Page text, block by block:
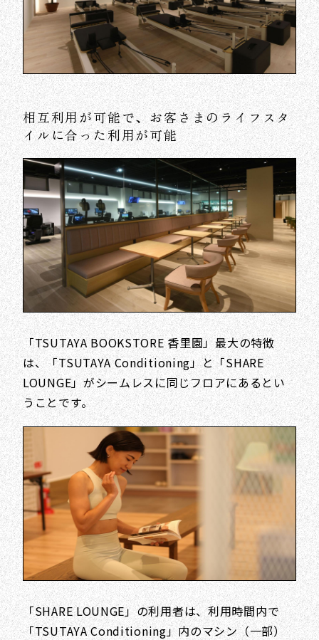
相互利用が可能で、お客さまのライフスタ
イルに合った利用が可能
「TSUTAYA BOOKSTORE 香里園」最大の特徴
は、「TSUTAYA Conditioning」と「SHARE
LOUNGE」がシームレスに同じフロアにあるとい
うことです。
「SHARE LOUNGE」の利用者は、利用時間内で
「TSUTAYA Conditioning」内のマシン（一部）